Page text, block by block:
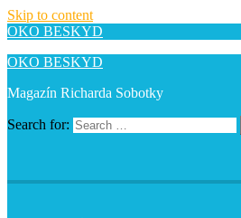
Skip to content
OKO BESKYD
OKO BESKYD
Magazín Richarda Sobotky
Search for: